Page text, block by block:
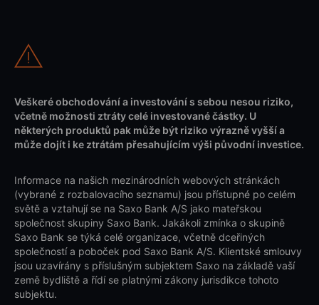
Veškeré obchodování a investování s sebou nesou riziko,
včetně možnosti ztráty celé investované částky. U
některých produktů pak může být riziko výrazně vyšší a
může dojít i ke ztrátám přesahujícím výši původní investice.
Informace na našich mezinárodních webových stránkách
(vybrané z rozbalovacího seznamu) jsou přístupné po celém
světě a vztahují se na Saxo Bank A/S jako mateřskou
společnost skupiny Saxo Bank. Jakákoli zmínka o skupině
Saxo Bank se týká celé organizace, včetně dceřiných
společností a poboček pod Saxo Bank A/S. Klientské smlouvy
jsou uzavírány s příslušným subjektem Saxo na základě vaší
země bydliště a řídí se platnými zákony jurisdikce tohoto
subjektu.